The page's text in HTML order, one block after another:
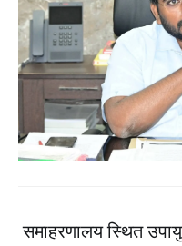
समाहरणालय स्थित